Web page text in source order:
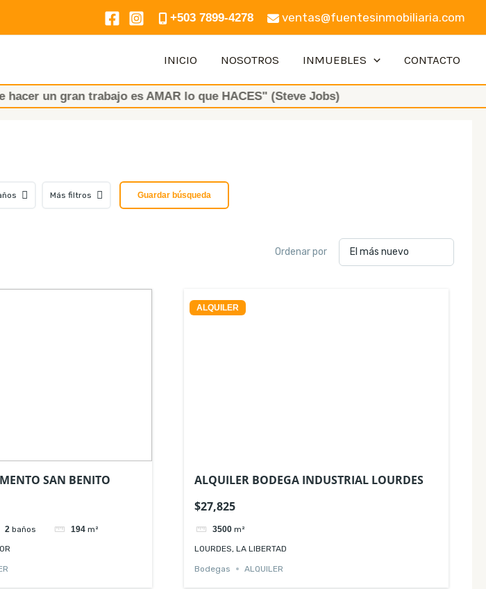
+503 7899-4278 ventas@fuentesinmobiliaria.com
INICIO NOSOTROS INMUEBLES CONTACTO
gran trabajo es AMAR lo que HACES" (Steve Jobs)
Guardar búsqueda
Más filtros
Ordenar por
SAN BENITO
2 baños 194 m²
ALQUILER
ALQUILER BODEGA INDUSTRIAL LOURDES
$27,825
3500 m²
LOURDES, LA LIBERTAD
Bodegas ALQUILER